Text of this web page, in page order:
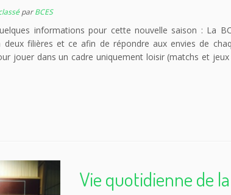
parBCES
informations pour cette nouvelle saison : La
deux filières et ce afin de répondre aux envies de
jouer dans un cadre uniquement loisir (matchs et jeux
Vie quotidienne de